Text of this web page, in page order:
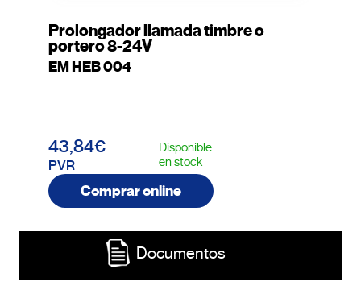
Prolongador llamada timbre o
portero 8-24V
EM HEB 004
43,84€
PVR
Disponible
en stock
Comprar online
Documentos